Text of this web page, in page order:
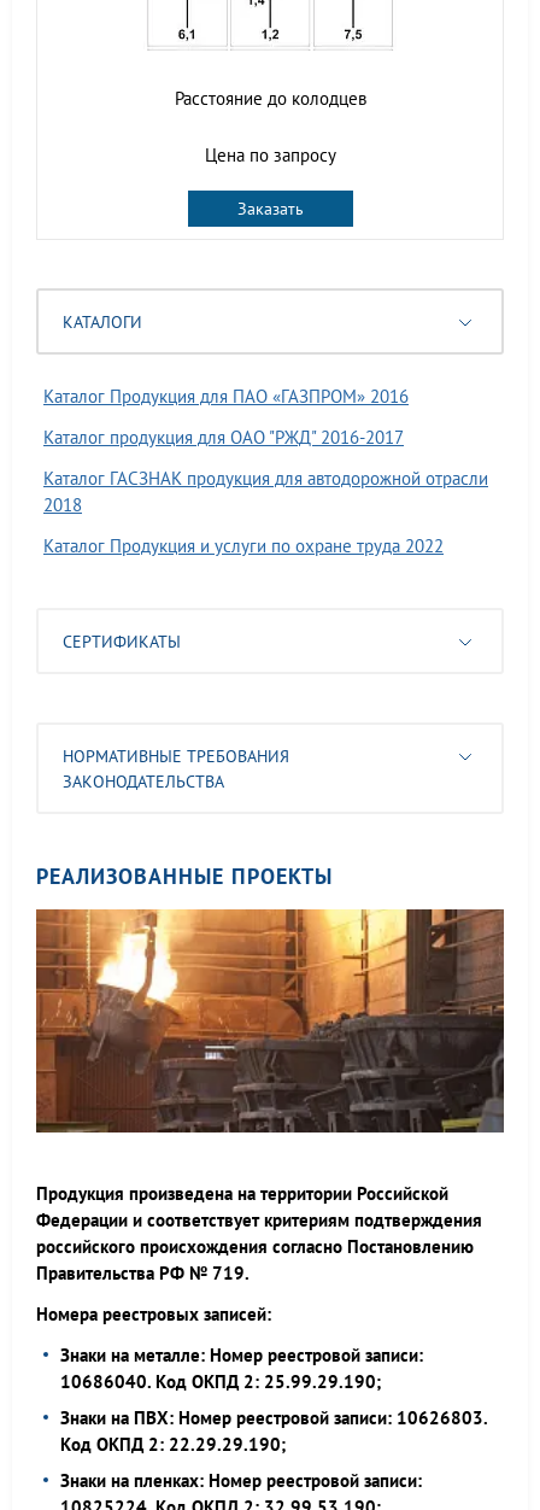
Расстояние до колодцев
Цена по запросу
Заказать
КАТАЛОГИ
Каталог Продукция для ПАО «ГАЗПРОМ» 2016
Каталог продукция для ОАО "РЖД" 2016-2017
Каталог ГАСЗНАК продукция для автодорожной отрасли
2018
Каталог Продукция и услуги по охране труда 2022
СЕРТИФИКАТЫ
НОРМАТИВНЫЕ ТРЕБОВАНИЯ
ЗАКОНОДАТЕЛЬСТВА
РЕАЛИЗОВАННЫЕ ПРОЕКТЫ
Продукция произведена на территории Российской
Федерации и соответствует критериям подтверждения
российского происхождения согласно Постановлению
Правительства РФ № 719.
Номера реестровых записей:
Знаки на металле: Номер реестровой записи:
10686040. Код ОКПД 2: 25.99.29.190;
Знаки на ПВХ: Номер реестровой записи: 10626803.
Код ОКПД 2: 22.29.29.190;
Знаки на пленках: Номер реестровой записи: